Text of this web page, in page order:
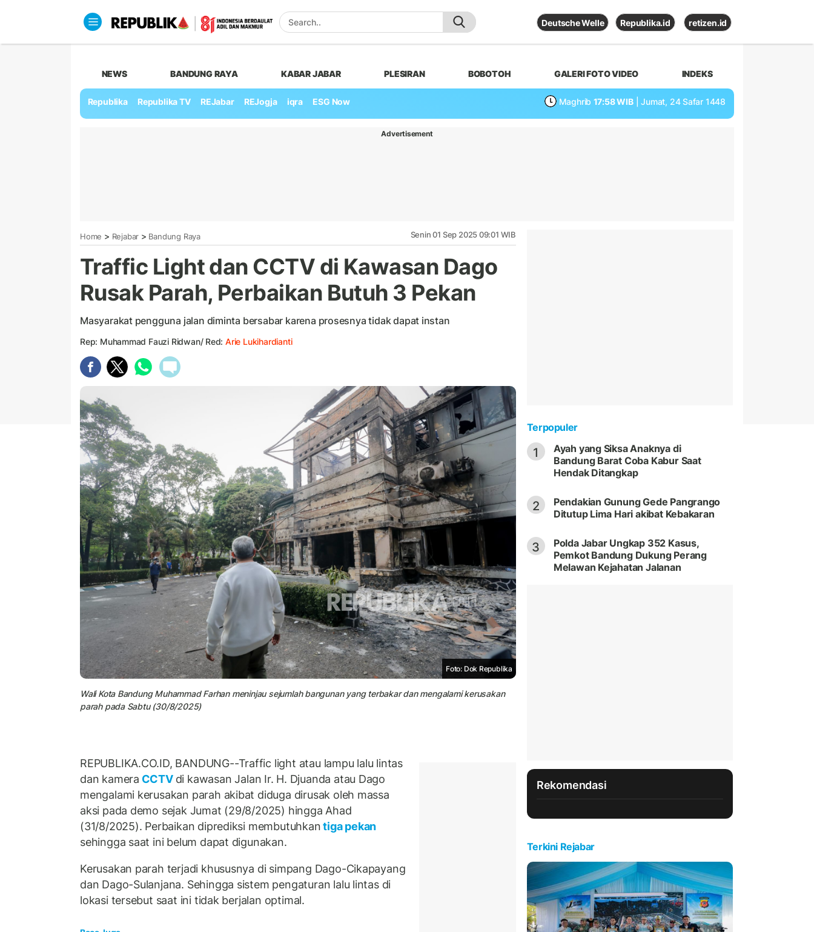
Deutsche Welle Republika.id retizen.id
NEWS BANDUNG RAYA KABAR JABAR PLESIRAN BOBOTOH GALERI FOTO VIDEO INDEKS
Republika Republika TV REJabar REJogja iqra ESG Now Maghrib 17:58 WIB | Jumat, 24 Safar 1448
Advertisement
Home > Rejabar > Bandung Raya Senin 01 Sep 2025 09:01 WIB
Traffic Light dan CCTV di Kawasan Dago
Rusak Parah, Perbaikan Butuh 3 Pekan
Masyarakat pengguna jalan diminta bersabar karena prosesnya tidak dapat instan
Rep: Muhammad Fauzi Ridwan/ Red:Arie Lukihardianti
Foto: Dok Republika
Wali Kota Bandung Muhammad Farhan meninjau sejumlah bangunan yang terbakar dan mengalami kerusakan
parah pada Sabtu (30/8/2025)
REPUBLIKA.CO.ID, BANDUNG--Traffic light atau lampu lalu lintas
dan kamera CCTV di kawasan Jalan Ir. H. Djuanda atau Dago
mengalami kerusakan parah akibat diduga dirusak oleh massa
aksi pada demo sejak Jumat (29/8/2025) hingga Ahad
(31/8/2025). Perbaikan diprediksi membutuhkantiga pekan
sehingga saat ini belum dapat digunakan.
Kerusakan parah terjadi khususnya di simpang Dago-Cikapayang
dan Dago-Sulanjana. Sehingga sistem pengaturan lalu lintas di
lokasi tersebut saat ini tidak berjalan optimal.
Terpopuler
1
Ayah yang Siksa Anaknya di
Bandung Barat Coba Kabur Saat
Hendak Ditangkap
2
Pendakian Gunung Gede Pangrango
Ditutup Lima Hari akibat Kebakaran
3
Polda Jabar Ungkap 352 Kasus,
Pemkot Bandung Dukung Perang
Melawan Kejahatan Jalanan
Rekomendasi
Terkini Rejabar